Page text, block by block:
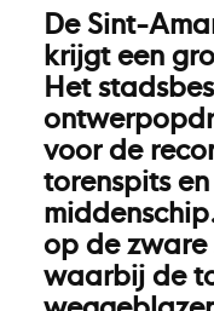
De Sint-
krijgt een
Het
voor de
torenspits
op de
waarbij de